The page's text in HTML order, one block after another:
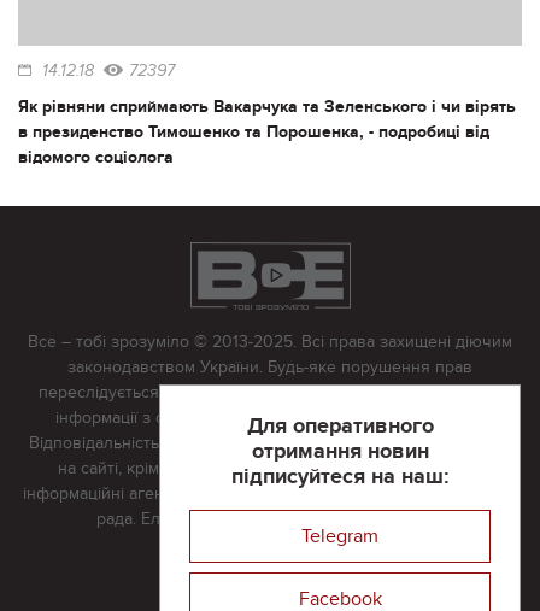
14.12.18 72397
Як рівняни сприймають Вакарчука та Зеленського і чи вірять
в президенство Тимошенко та Порошенка, - подробиці від
відомого соціолога
Для оперативного
отримання новин
підписуйтеся на наш:
Telegram
Facebook
Все – тобі зрозуміло © 2013-2025. Всі права захищені діючим
законодавством України. Будь-яке порушення прав
переслідується в судовому порядку. Будь-яке відтворення
інформації з сайту тільки з письмово дозволу редакції.
Відповідальність за достовірність усіх матеріалів, розміщених
на сайті, крім матеріалів, які містять посилання на інші
інформаційні агентства або інтернет-видання, несе редакційна
рада. Електронна пошта:
Реклама на сайті